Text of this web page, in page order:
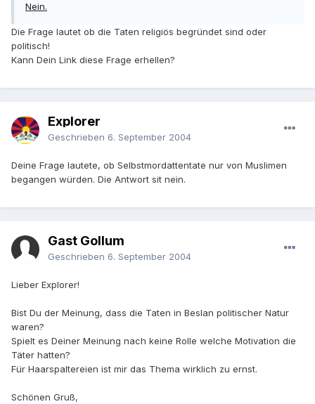
Nein.
Die Frage lautet ob die Taten religiös begründet sind oder
politisch!
Kann Dein Link diese Frage erhellen?
Explorer
Geschrieben 6. September 2004
Deine Frage lautete, ob Selbstmordattentate nur von Muslimen
begangen würden. Die Antwort sit nein.
Gast Gollum
Geschrieben 6. September 2004
Lieber Explorer!
Bist Du der Meinung, dass die Taten in Beslan politischer Natur
waren?
Spielt es Deiner Meinung nach keine Rolle welche Motivation die
Täter hatten?
Für Haarspaltereien ist mir das Thema wirklich zu ernst.
Schönen Gruß,